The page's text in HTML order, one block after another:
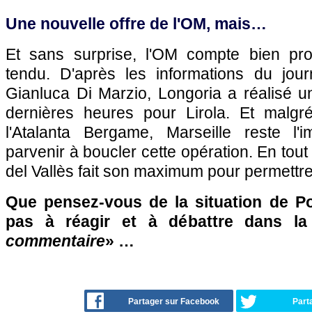
Une nouvelle offre de l'OM, mais…
Et sans surprise, l'OM compte bien
tendu. D'après les informations du
Gianluca Di Marzio, Longoria a réalisé
dernières heures pour Lirola. Et
l'Atalanta Bergame, Marseille reste
parvenir à boucler cette opération. En
del Vallès fait son maximum pour
Que pensez-vous de la situation de
pas à réagir et à débattre dans
commentaire» …
Partager sur Facebook